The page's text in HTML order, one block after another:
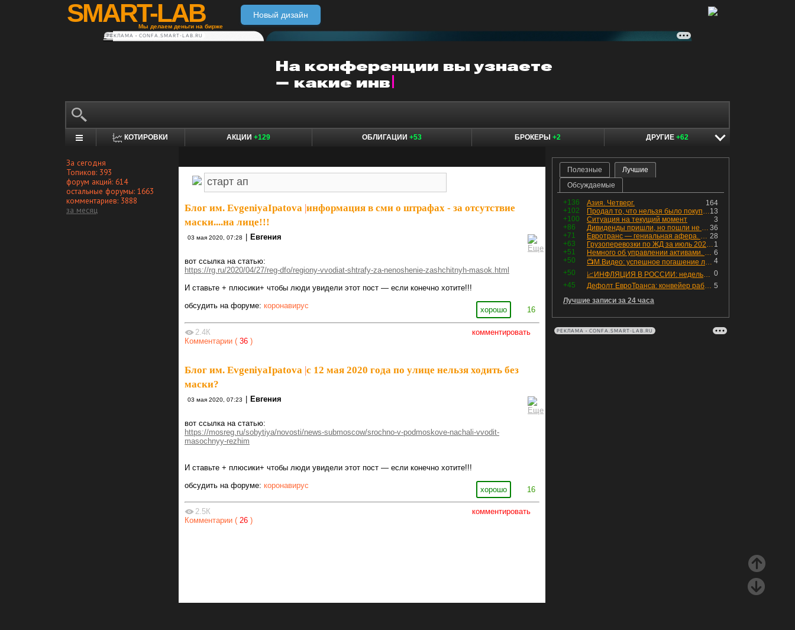
SMART-LAB
Мы делаем деньги на бирже
Новый дизайн
РЕКЛАМА • CONFA.SMART-LAB.RU
КОТИРОВКИ АКЦИИ +129 ОБЛИГАЦИИ +53 БРОКЕРЫ +2 ДРУГИЕ +62
За сегодня
Топиков: 393
форум акций: 614
остальные форумы: 1663
комментариев: 3888
за месяц
Блог им. EvgeniyaIpatova информация в сми о штрафах - за отсутствие
маски....на лице!!!
03 мая 2020, 07:28 Евгения
вот ссылка на статью:
https://rg.ru/2020/04/27/reg-dfo/regiony-vvodiat-shtrafy-za-nenoshenie-zashchitnyh-masok.html
И ставьте + плюсики+ чтобы люди увидели этот пост — если конечно хотите!!!
хорошо 16
обсудить на форуме: коронавирус
комментировать
2.4К
Комментарии ( 36 )
Блог им. EvgeniyaIpatova |с 12 мая 2020 года по улице нельзя ходить без
маски?
03 мая 2020, 07:23 | Евгения
вот ссылка на статью:
https://mosreg.ru/sobytiya/novosti/news-submoscow/srochno-v-podmoskove-nachali-vvodit-
masochnyy-rezhim
И ставьте + плюсики+ чтобы люди увидели этот пост — если конечно хотите!!!
хорошо 16
обсудить на форуме: коронавирус
комментировать
2.5К
Комментарии ( 26 )
Полезные
Лучшие
Обсуждаемые
+136 164
Азия. Четверг.
+102
13
Продал то, что нельзя было покупать. Изменения в портфеле
+100
3
Ситуация на текущий момент
+86
36
Дивиденды пришли, но пошли не туда
+71
28
Евротранс — гениальная афера. Собрал с инвесторов денег, выплатил дивидендов больше текущей капитализации и ушёл в дефолт
+63
1
Грузоперевозки по ЖД за июль 2026 г. — четвёртый месяц подряд роста, чёрные металлы на уровне прошлого года, а каменный уголь в плюсе.
+51
6
Немного об управлении активами. Для заинтересованных
+50
4
📺М.Видео: успешное погашение любимого флоатера
+50
0
📈ИНФЛЯЦИЯ В РОССИИ: недельная дефляция, но в годовом выражении рост 😢
+45
5
Дефолт ЕвроТранса: конвейер работает исправно
Лучшие записи за 24 часа
РЕКЛАМА • CONFA.SMART-LAB.RU